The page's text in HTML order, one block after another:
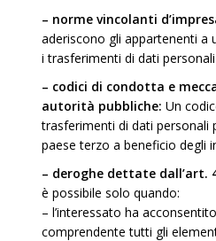
– norme vincolanti
aderiscono gli appartenenti a
i trasferimenti di dati
– codici di condotta e
autorità pubbliche: Un
trasferimenti di dati personali
paese terzo a beneficio degli
– deroghe dettate dall’art.
è possibile solo quando:
– l’interessato ha
comprendente tutti gli